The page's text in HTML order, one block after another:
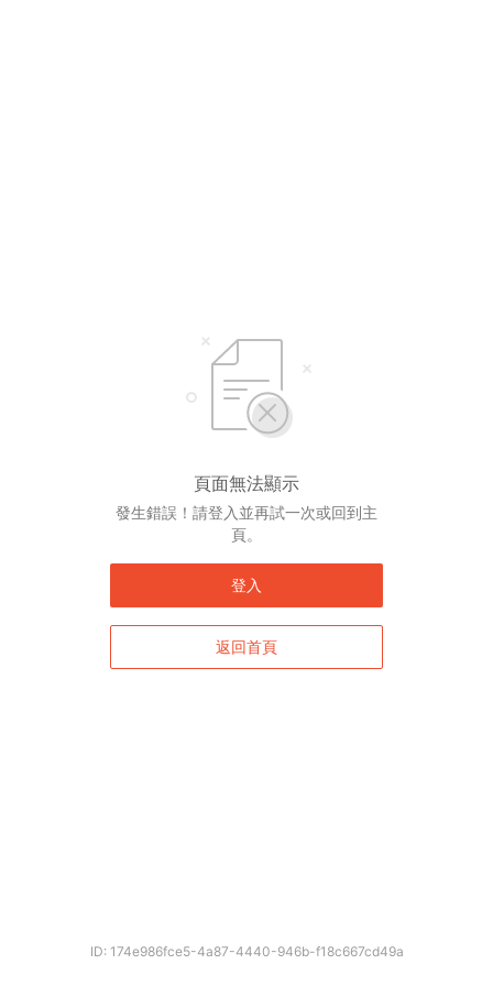
頁面無法顯示
發生錯誤！請登入並再試一次或回到主
頁。
登入
返回首頁
ID: 174e986fce5-4a87-4440-946b-f18c667cd49a